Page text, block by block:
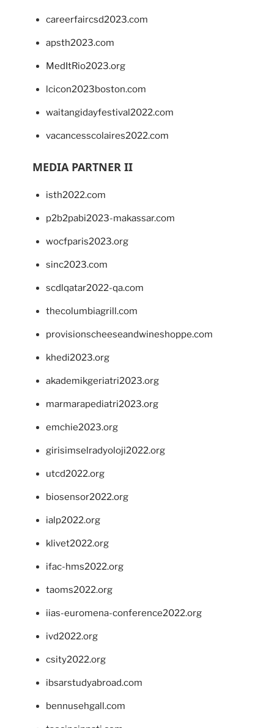
careerfaircsd2023.com
apsth2023.com
MedItRio2023.org
lcicon2023boston.com
waitangidayfestival2022.com
vacancesscolaires2022.com
MEDIA PARTNER II
isth2022.com
p2b2pabi2023-makassar.com
wocfparis2023.org
sinc2023.com
scdlqatar2022-qa.com
thecolumbiagrill.com
provisionscheeseandwineshoppe.com
khedi2023.org
akademikgeriatri2023.org
marmarapediatri2023.org
emchie2023.org
girisimselradyoloji2022.org
utcd2022.org
biosensor2022.org
ialp2022.org
klivet2022.org
ifac-hms2022.org
taoms2022.org
iias-euromena-conference2022.org
ivd2022.org
csity2022.org
ibsarstudyabroad.com
bennusehgall.com